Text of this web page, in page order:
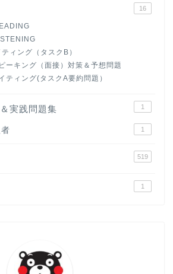
16
ィング（タスクB）
ーキング（面接）対策＆予想問題
ティング(タスクA要約問題）
実践問題集 1
1
519
1
大学入試英語対策講座